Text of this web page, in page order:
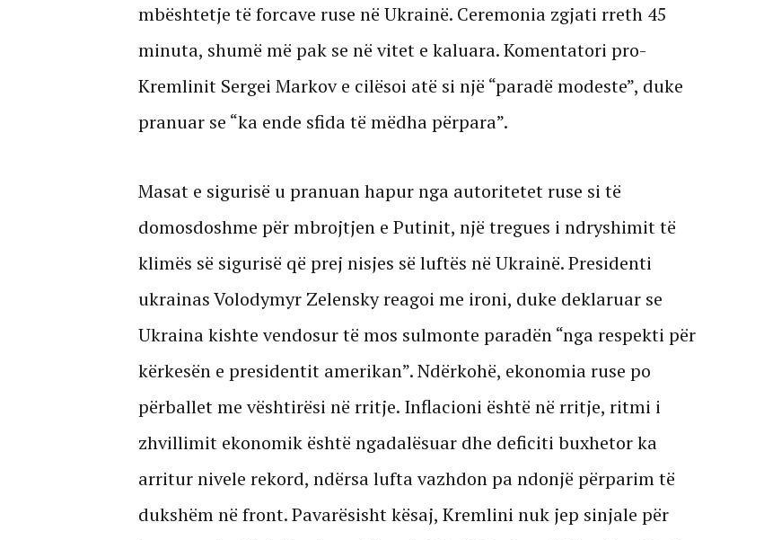
mbështetje të forcave ruse në Ukrainë. Ceremonia zgjati rreth 45
minuta, shumë më pak se në vitet e kaluara. Komentatori pro-
Kremlinit Sergei Markov e cilësoi atë si një “paradë modeste”, duke
pranuar se “ka ende sfida të mëdha përpara”.
Masat e sigurisë u pranuan hapur nga autoritetet ruse si të
domosdoshme për mbrojtjen e Putinit, një tregues i ndryshimit të
klimës së sigurisë që prej nisjes së luftës në Ukrainë. Presidenti
ukrainas Volodymyr Zelensky reagoi me ironi, duke deklaruar se
Ukraina kishte vendosur të mos sulmonte paradën “nga respekti për
kërkesën e presidentit amerikan”. Ndërkohë, ekonomia ruse po
përballet me vështirësi në rritje. Inflacioni është në rritje, ritmi i
zhvillimit ekonomik është ngadalësuar dhe deficiti buxhetor ka
arritur nivele rekord, ndërsa lufta vazhdon pa ndonjë përparim të
dukshëm në front. Pavarësisht kësaj, Kremlini nuk jep sinjale për